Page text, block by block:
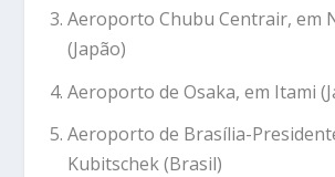
Aeroporto Chubu Centrair, em
(Japão)
Aeroporto de Osaka, em Itami
Aeroporto de Brasília-
Kubitschek (Brasil)